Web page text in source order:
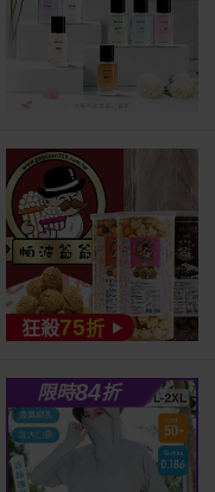
狂殺75折
限時84折